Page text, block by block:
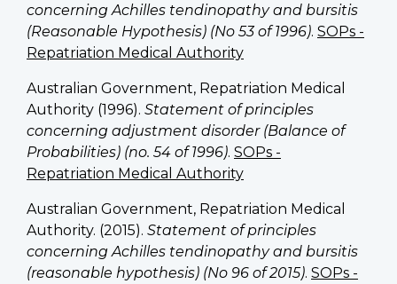
concerning Achilles tendinopathy and bursitis
(Reasonable Hypothesis) (No 53 of 1996). SOPs -
Repatriation Medical Authority
Australian Government, Repatriation Medical
Authority (1996). Statement of principles
concerning adjustment disorder (Balance of
Probabilities) (no. 54 of 1996). SOPs -
Repatriation Medical Authority
Australian Government, Repatriation Medical
Authority. (2015). Statement of principles
concerning Achilles tendinopathy and bursitis
(reasonable hypothesis) (No 96 of 2015). SOPs -